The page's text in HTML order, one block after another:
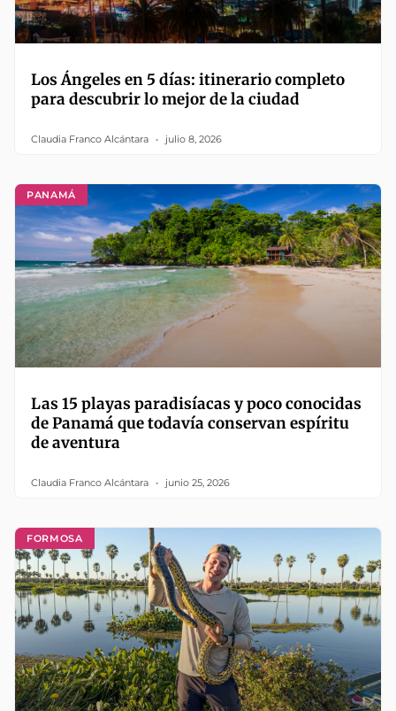
Los Ángeles en 5 días: itinerario completo
para descubrir lo mejor de la ciudad
Claudia Franco Alcántara julio 8, 2026
PANAMÁ
Las 15 playas paradisíacas y poco conocidas
de Panamá que todavía conservan espíritu
de aventura
Claudia Franco Alcántara junio 25, 2026
FORMOSA